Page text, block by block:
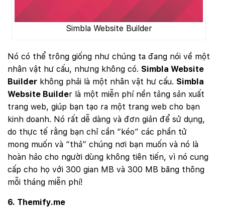
Simbla Website Builder
Nó có thể trông giống như chúng ta đang nói về một
nhân vật hư cấu, nhưng không có. Simbla Website
Builder không phải là một nhân vật hư cấu. Simbla
Website Builder là một miễn phí nền tảng sản xuất
trang web, giúp bạn tạo ra một trang web cho bạn
kinh doanh. Nó rất dễ dàng và đơn giản để sử dụng,
do thực tế rằng bạn chỉ cần “kéo” các phần tử
mong muốn và “thả” chúng nơi bạn muốn và nó là
hoàn hảo cho người dùng không tiên tiến, vì nó cung
cấp cho họ với 300 gian MB và 300 MB băng thông
mỗi tháng miễn phí!
6. Themify.me